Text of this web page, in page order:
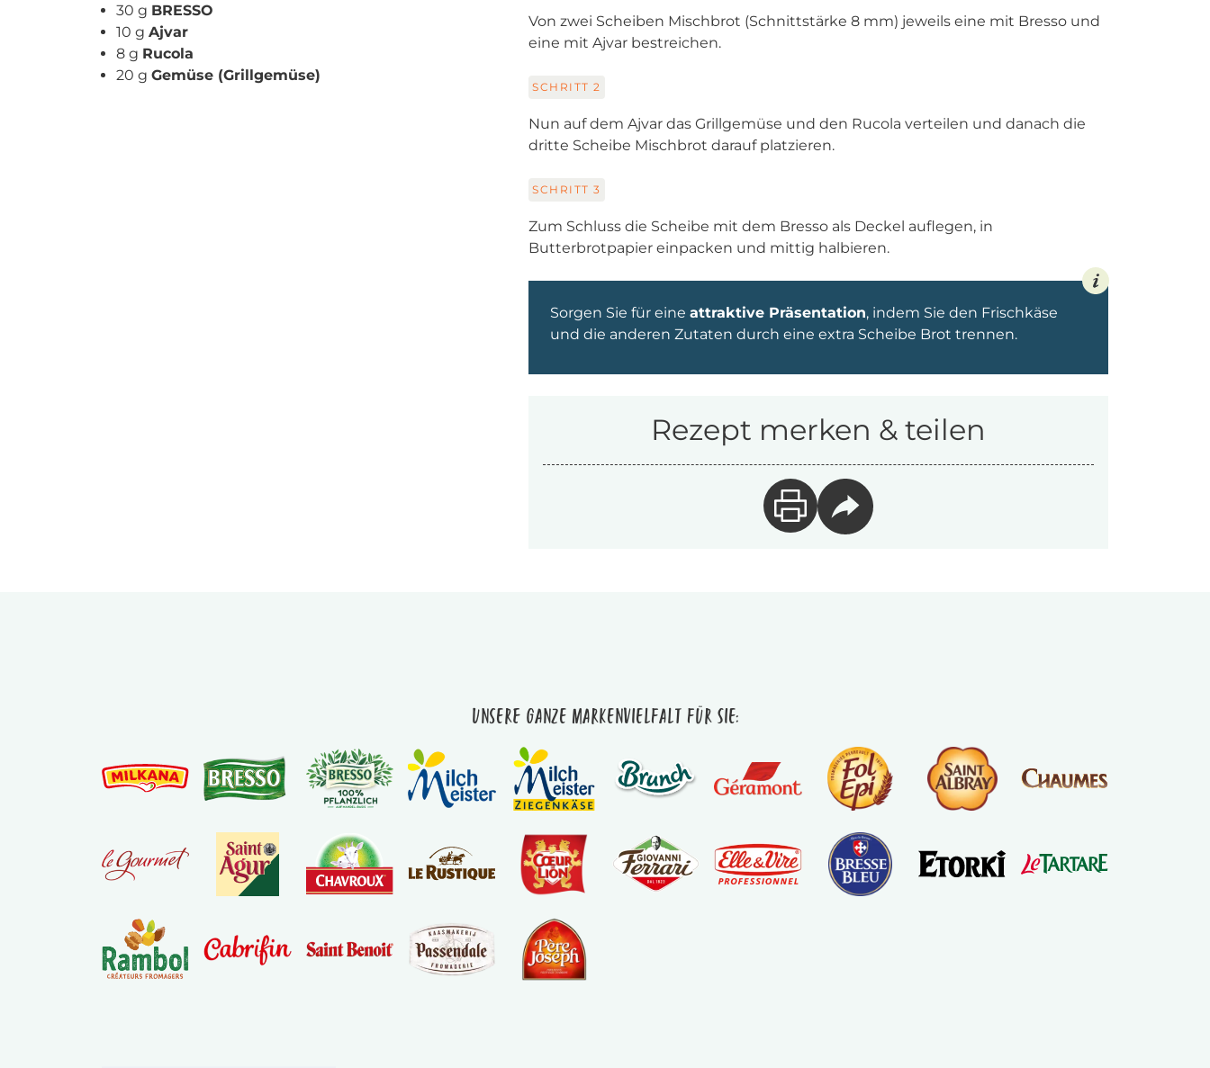
30 g BRESSO
10 g Ajvar
8 g Rucola
20 g Gemüse (Grillgemüse)
Von zwei Scheiben Mischbrot (Schnittstärke 8 mm) jeweils eine mit Bresso und
eine mit Ajvar bestreichen.
SCHRITT 2
Nun auf dem Ajvar das Grillgemüse und den Rucola verteilen und danach die
dritte Scheibe Mischbrot darauf platzieren.
SCHRITT 3
Zum Schluss die Scheibe mit dem Bresso als Deckel auflegen, in
Butterbrotpapier einpacken und mittig halbieren.
Sorgen Sie für eine attraktive Präsentation, indem Sie den Frischkäse
und die anderen Zutaten durch eine extra Scheibe Brot trennen.
Rezept merken & teilen
Unsere ganze Markenvielfalt für Sie: